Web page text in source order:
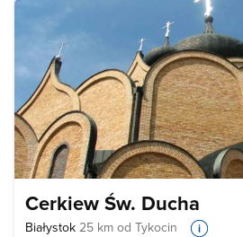
Cerkiew Św. Ducha
Białystok 25 km od Tykocin